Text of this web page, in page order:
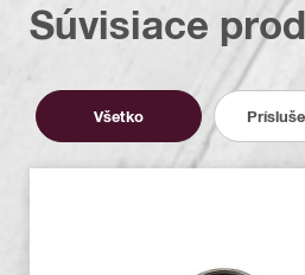
Súvisiace
Všetko